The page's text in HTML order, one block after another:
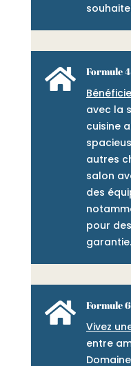
 Formule
avec la
cuisine
autres
salon
des
pour
garantie.
 Formule
Vivez
entre